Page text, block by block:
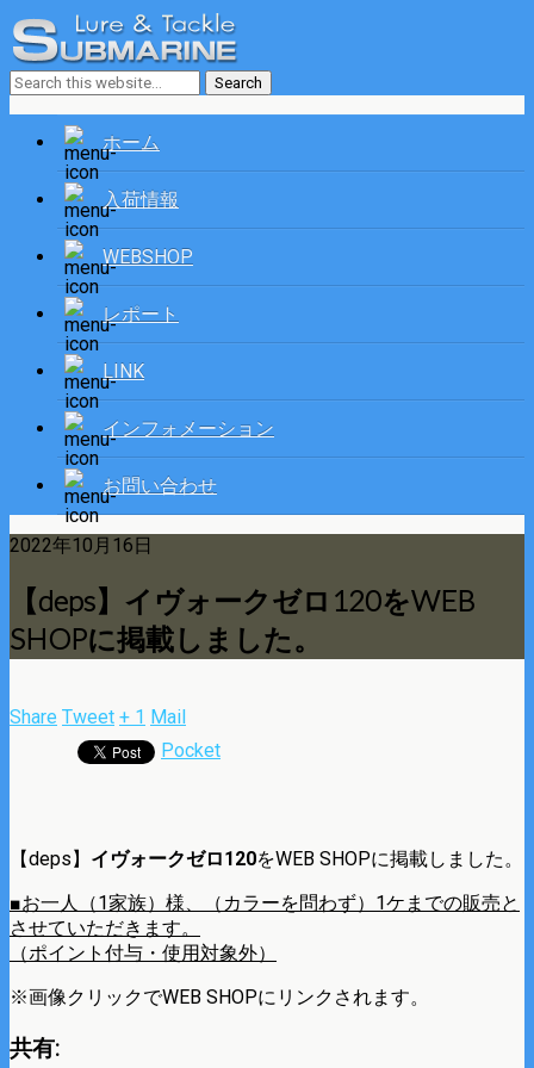
ホーム
入荷情報
WEBSHOP
レポート
LINK
インフォメーション
お問い合わせ
2022年10月16日
【deps】イヴォークゼロ120をWEB
SHOPに掲載しました。
Share Tweet + 1 Mail
Pocket
【deps】 イヴォークゼロ120をWEB SHOPに掲載しました。
■お一人（1家族）様、（カラーを問わず）1ケまでの販売と
させていただきます。
（ポイント付与・使用対象外）
※画像クリックでWEB SHOPにリンクされます。
共有: